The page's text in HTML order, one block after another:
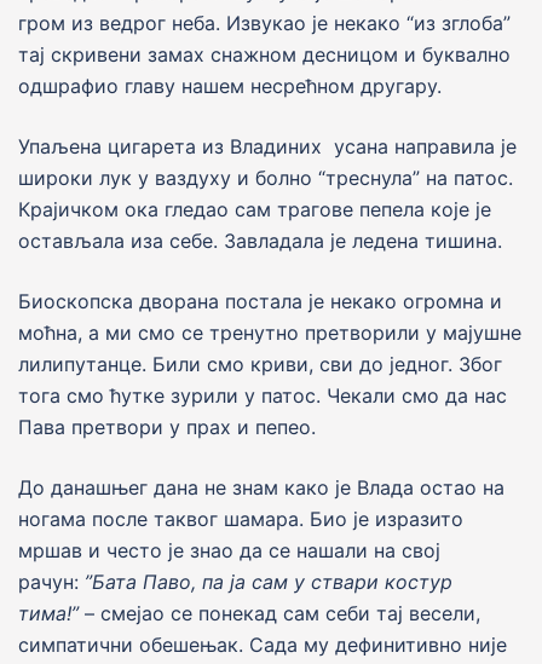
гром из ведрог неба. Извукао је некако “из зглоба”
тај скривени замах снажном десницом и буквално
одшрафио главу нашем несрећном другару.
Упаљена цигарета из Владиних усана направила је
широки лук у ваздуху и болно “треснула” на патос.
Крајичком ока гледао сам трагове пепела коjе jе
остављала иза себе. Завладала jе ледена тишина.
Биоскопска дворана постала jе некако огромна и
моћна, а ми смо се тренутно претворили у маjушне
лилипутанце. Били смо криви, cви до jедног. Због
тога смо ћутке зурили у патос. Чекали смо да нас
Пава претвори у прах и пепео.
До данашњег дана не знам како је Влада остао на
ногама после таквог шамара. Био jе изразито
мршав и често jе знао да се нашали на своj
рачун: ”Бата Паво, па jа сам у ствари костур
тима!”– смејао се понекад сам себи тај весели,
симпатични обешењак. Сада му дефинитивно ниjе